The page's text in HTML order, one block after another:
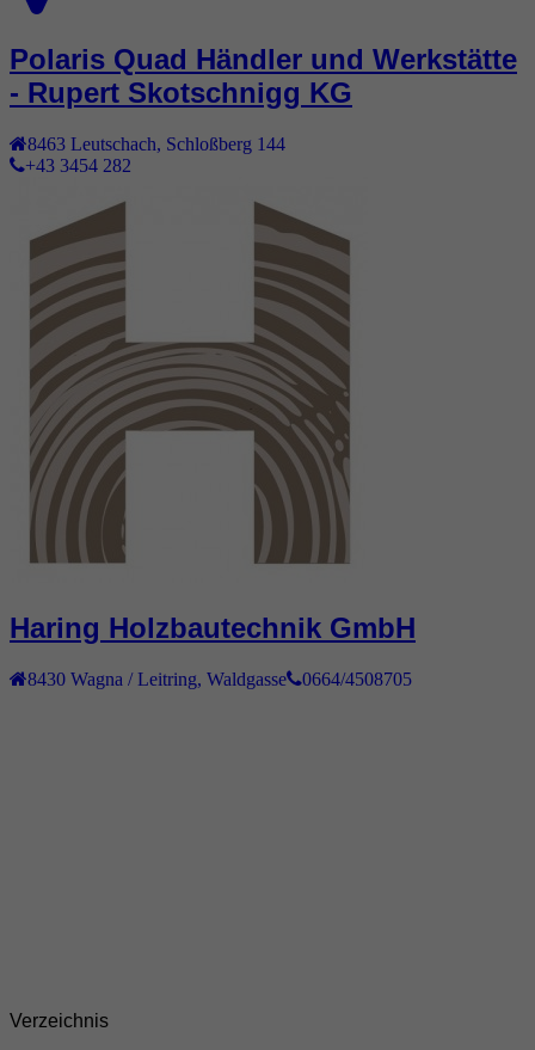
Polaris Quad Händler und Werkstätte
- Rupert Skotschnigg KG
8463 Leutschach, Schloßberg 144
+43 3454 282
Haring Holzbautechnik GmbH
8430 Wagna / Leitring Waldgasse 0664/4508705
Verzeichnis